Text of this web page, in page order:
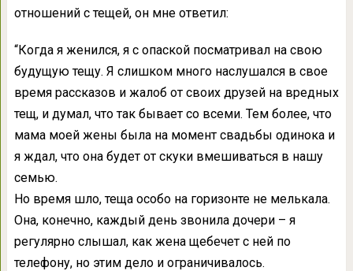
отношений с тещей, он мне ответил:
“Когда я женился, я с опаской посматривал на свою
будущую тещу. Я слишком много наслушался в свое
время рассказов и жалоб от своих друзей на вредных
тещ, и думал, что так бывает со всеми. Тем более, что
мама моей жены была на момент свадьбы одинока и
я ждал, что она будет от скуки вмешиваться в нашу
семью.
Но время шло, теща особо на горизонте не мелькала.
Она, конечно, каждый день звонила дочери – я
регулярно слышал, как жена щебечет с ней по
телефону, но этим дело и ограничивалось.